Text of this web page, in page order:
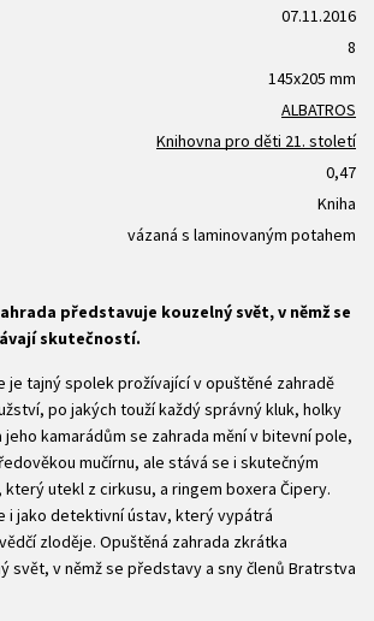
07.11.2016
8
145x205 mm
ALBATROS
Knihovna pro děti 21. století
0,47
Kniha
vázaná s laminovaným potahem
představuje kouzelný svět, v němž se
skutečností.
je tajný spolek prožívající v opuštěné zahradě
po jakých touží každý správný kluk, holky
kamarádům se zahrada mění v bitevní pole,
mučírnu, ale stává se i skutečným
utekl z cirkusu, a ringem boxera Čipery.
i jako detektivní ústav, který vypátrá
zloděje. Opuštěná zahrada zkrátka
svět, v němž se představy a sny členů Bratrstva